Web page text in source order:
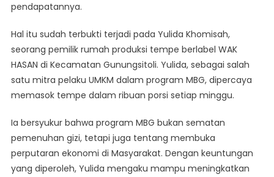
pendapatannya.
Hal itu sudah terbukti terjadi pada Yulida Khomisah,
seorang pemilik rumah produksi tempe berlabel WAK
HASAN di Kecamatan Gunungsitoli. Yulida, sebagai salah
satu mitra pelaku UMKM dalam program MBG, dipercaya
memasok tempe dalam ribuan porsi setiap minggu.
Ia bersyukur bahwa program MBG bukan sematan
pemenuhan gizi, tetapi juga tentang membuka
perputaran ekonomi di Masyarakat. Dengan keuntungan
yang diperoleh, Yulida mengaku mampu meningkatkan